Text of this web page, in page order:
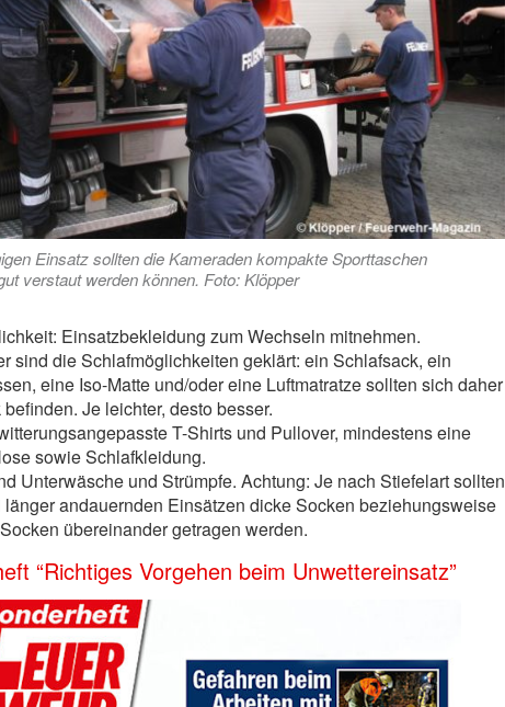
Einsatz sollten die Kameraden kompakte Sporttaschen
verstaut werden können. Foto: Klöpper
Einsatzbekleidung zum Wechseln mitnehmen.
sind die Schlafmöglichkeiten geklärt: ein Schlafsack, ein
eine Iso-Matte und/oder eine Luftmatratze sollten sich daher
Je leichter, desto besser.
T-Shirts und Pullover, mindestens eine
sowie Schlafkleidung.
Unterwäsche und Strümpfe. Achtung: Je nach Stiefelart sollten
andauernden Einsätzen dicke Socken beziehungsweise
übereinander getragen werden.
“Richtiges Vorgehen beim Unwettereinsatz”